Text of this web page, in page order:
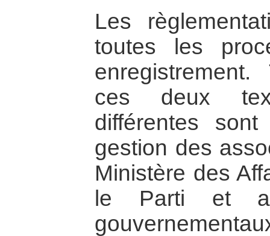
Les
toutes les
ces deux
différentes
gestion des
Ministère des
le Parti et